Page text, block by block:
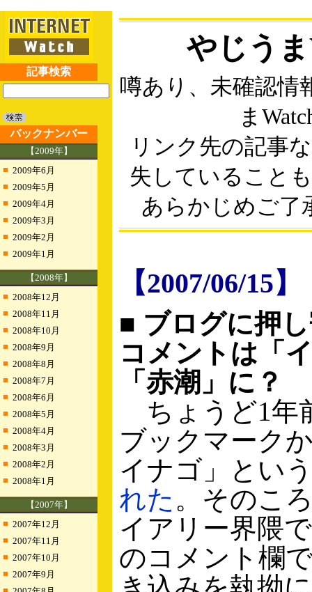
記事検索
バックナンバー
【2009年】
■ 2009年6月
■ 2009年5月
■ 2009年4月
■ 2009年3月
■ 2009年2月
■ 2009年1月
【2008年】
■ 2008年12月
■ 2008年11月
■ 2008年10月
■ 2008年9月
■ 2008年8月
■ 2008年7月
■ 2008年6月
■ 2008年5月
■ 2008年4月
■ 2008年3月
■ 2008年2月
■ 2008年1月
【2007年】
■ 2007年12月
■ 2007年11月
■ 2007年10月
■ 2007年9月
やじう
噂あり、未確認情
ま
リンク先の記事
失していること
あらかじめご了
【2007/06/15】
■ ブログに押
コメントは「
「赤潮」に？
ちょうど1年
ブックマーク
イナゴ」とい
れた 。そのこ
イアリー界隈
のコメント欄